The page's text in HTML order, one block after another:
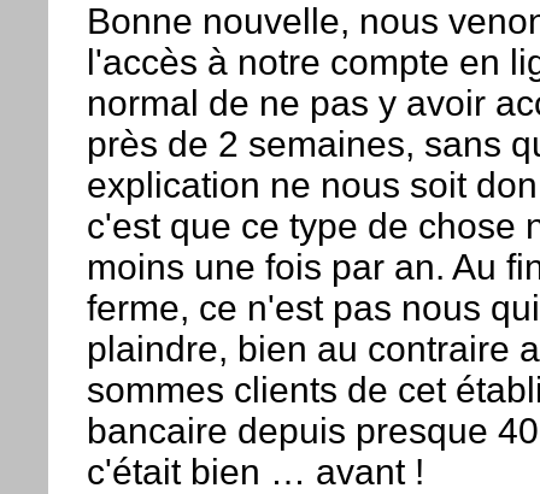
Bonne nouvelle, nous
l'accès à notre compte en
normal de ne pas y avoir
près de 2 semaines, sans
explication ne nous soit
c'est que ce type de chose
moins une fois par an. Au
ferme, ce n'est pas nous
plaindre, bien au contraire
sommes clients de cet
bancaire depuis presque
c'était bien … avant !